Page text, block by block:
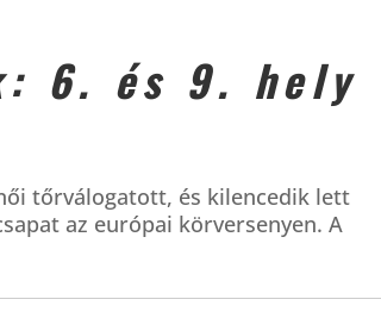
6. és 9. hely
tőrválogatott, és kilencedik lett
az európai körversenyen. A